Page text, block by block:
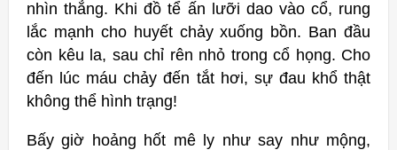
nhìn thẳng. Khi đồ tể ấn lưỡi dao vào cổ, rung
lắc mạnh cho huyết chảy xuống bồn. Ban đầu
còn kêu la, sau chỉ rên nhỏ trong cổ họng. Cho
đến lúc máu chảy đến tắt hơi, sự đau khổ thật
không thể hình trạng!
Bấy giờ hoảng hốt mê ly như say như mộng,